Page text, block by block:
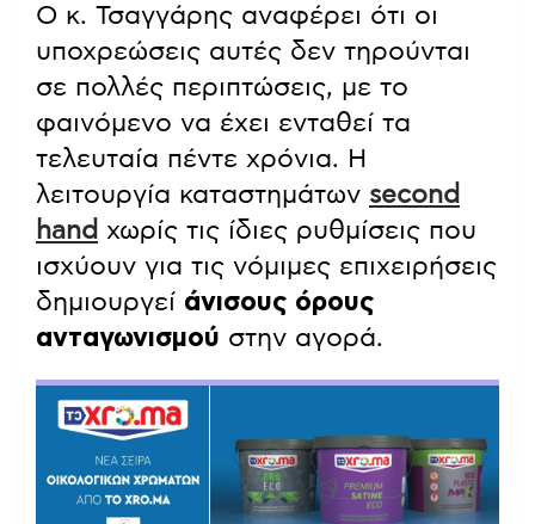
Ο κ. Τσαγγάρης αναφέρει ότι οι
υποχρεώσεις αυτές δεν τηρούνται
σε πολλές περιπτώσεις, με το
φαινόμενο να έχει ενταθεί τα
τελευταία πέντε χρόνια. Η
λειτουργία καταστημάτων second
hand χωρίς τις ίδιες ρυθμίσεις που
ισχύουν για τις νόμιμες επιχειρήσεις
δημιουργεί άνισους όρους
ανταγωνισμού στην αγορά.